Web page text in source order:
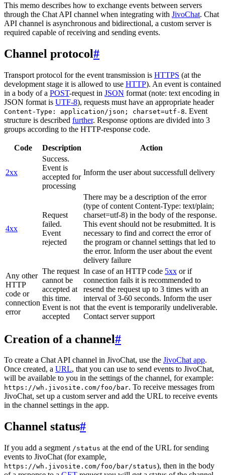
This memo describes how to exchange events between servers
through the Chat API channel when integrating with JivoChat. Chat
API channel is asynchronous and bidirectional, a custom server is
required capable of receiving and sending events.
Channel protocol#
Transport protocol for the event transmission is HTTPS (at the
development stage it is allowed to use HTTP). An event is contained
in a body of a POST-request in JSON format (note: text encoding in
JSON format is UTF-8), requests must have an appropriate header
Content-Type: application/json; charset=utf-8. Event
structure is described further. Response options are divided into 3
groups according to the HTTP-response code.
Code Description Action
2xx
Success.
Event is
accepted for
processing
Inform the user about successfull delivery
4xx
Request
failed.
Event
rejected
There may be a description of the error
(type of content Content-Type: text/plain;
charset=utf-8) in the body of the response.
This event should not be resubmitted. It is
necessary to find and correct the error of
the program or channel settings that led to
the error. Inform the user about the event
delivery failure
Any other
HTTP
code or
connection
error
The request
cannot be
accepted at
this time.
Event is not
accepted
In case of an HTTP code 5xx or if
connection fails it is recommended to
resend the request up to 3 times with an
interval of 3-60 seconds. Inform the user
that the event is temporarily undeliverable.
Contact server support
Creation of a channel#
To create a Chat API channel in JivoChat, use the JivoChat app.
Once created, a URL, that you can use to send events to JivoChat,
will be available to you in the settings of the channel, for example:
https://wh.jivosite.com/foo/bar. To receive messages from
JivoChat, set up a custom server and add the URL to receive events
in the channel settings in the app.
Channel status#
If you add a segment /status at the end of the URL for sending
events to JivoChat (for example,
https://wh.jivosite.com/foo/bar/status), then in the body